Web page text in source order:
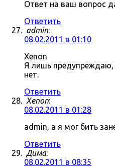
Ответ на ваш вопрос
Ответить
admin:
08.02.2011 в 01:10
Xenon
Я лишь
нет.
Ответить
Xenon:
08.02.2011 в 01:28
admin, а я мог бить
Ответить
Дима:
08.02.2011 в 08:35